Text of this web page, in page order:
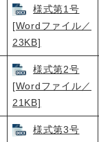
様式第1号
[Wordファイル／
23KB]
様式第2号
[Wordファイル／
21KB]
様式第3号